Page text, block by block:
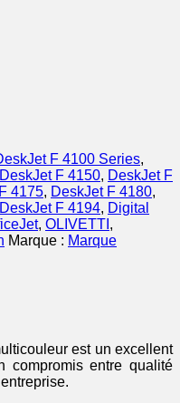
F 4100 Series,
DeskJet F 4150, DeskJet F
4175, DeskJet F 4180,
DeskJet F 4194, Digital
, OLIVETTI ,
Marque : Marque
est un excellent
compromis entre qualité